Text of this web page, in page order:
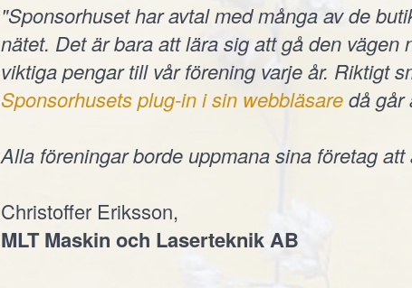
"Sponsorhuset har avtal med många av de
nätet. Det är bara att lära sig att gå den
viktiga pengar till vår förening varje år. Riktigt
Sponsorhusets plug-in i sin webbläsaredå går
Alla föreningar borde uppmana sina företag
Christoffer Eriksson,
MLT Maskin och Laserteknik AB